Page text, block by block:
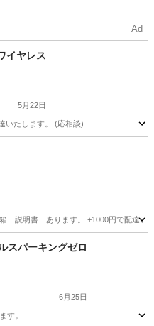
Ad
イヤレス
5月22日
いたします。 (応相談)
説明書 あります。 +1000円で配達い
ムスパーキングゼロ
6月25日
す。